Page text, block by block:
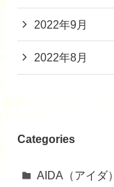
2022年9月
2022年8月
Categories
AIDA（アイダ）